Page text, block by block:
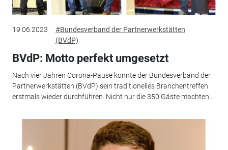
19.06.2023
#Bundesverband der Partnerwerkstätten
(BVdP)
BVdP: Motto perfekt umgesetzt
Nach vier Jahren Corona-Pause konnte der Bundesverband der
Partnerwerkstätten (BVdP) sein traditionelles Branchentreffen
erstmals wieder durchführen. Nicht nur die 350 Gäste machten...